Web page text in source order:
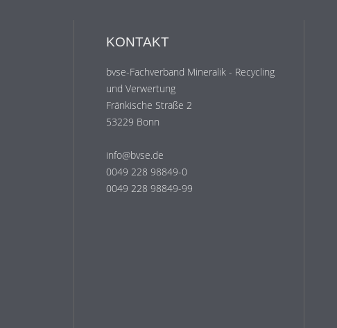
KONTAKT
bvse-Fachverband Mineralik - Recycling
und Verwertung
Fränkische Straße 2
53229 Bonn
info@bvse.de
0049 228 98849-0
0049 228 98849-99